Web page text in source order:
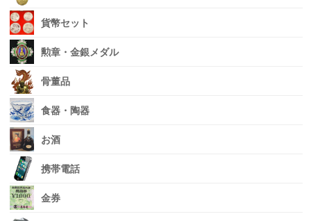
貨幣セット
勲章・金銀メダル
骨董品
食器・陶器
お酒
携帯電話
金券